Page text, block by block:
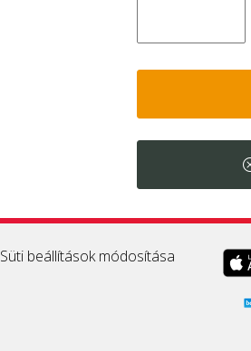
Süti beállítások módosítása